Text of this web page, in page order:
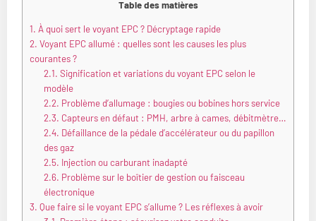
Table des matières
1. À quoi sert le voyant EPC ? Décryptage rapide
2. Voyant EPC allumé : quelles sont les causes les plus
courantes ?
2.1. Signification et variations du voyant EPC selon le
modèle
2.2. Problème d’allumage : bougies ou bobines hors service
2.3. Capteurs en défaut : PMH, arbre à cames, débitmètre…
2.4. Défaillance de la pédale d’accélérateur ou du papillon
des gaz
2.5. Injection ou carburant inadapté
2.6. Problème sur le boîtier de gestion ou faisceau
électronique
3. Que faire si le voyant EPC s’allume ? Les réflexes à avoir